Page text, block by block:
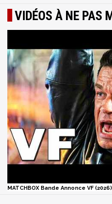
VIDÉOS À NE PAS
MATCHBOX Bande Annonce VF